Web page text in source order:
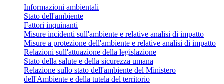
Informazioni ambientali
Stato dell'ambiente
Fattori inquinanti
Misure incidenti sull'ambiente e relative analisi di impatto
Misure a protezione dell'ambiente e relative analisi di impatto
Relazioni sull'attuazione della legislazione
Stato della salute e della sicurezza umana
Relazione sullo stato dell'ambiente del Ministero
dell'Ambiente e della tutela del territorio